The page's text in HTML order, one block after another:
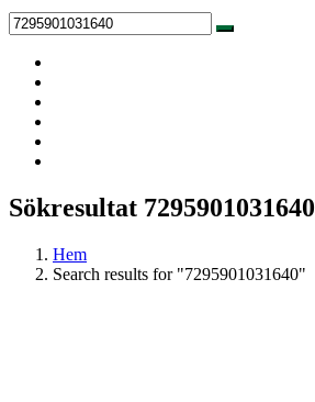
Sökresultat 7295901031640
Hem
Search results for "7295901031640"